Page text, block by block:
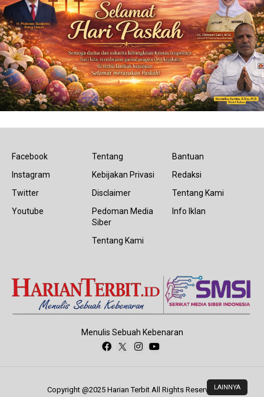
LAINNYA
Facebook
Instagram
Twitter
Youtube
Tentang
Kebijakan Privasi
Disclaimer
Pedoman Media
Siber
Tentang Kami
Bantuan
Redaksi
Tentang Kami
Info Iklan
Menulis Sebuah Kebenaran
Copyright @2025 Harian Terbit All Rights Reserved